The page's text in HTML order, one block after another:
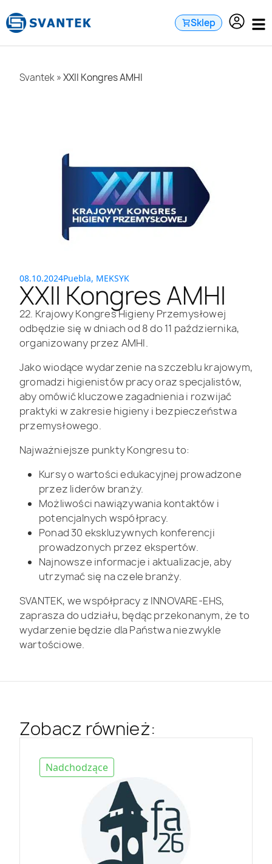
treści
Sklep
Svantek»XXII Kongres AMHI
08.10.2024Puebla, MEKSYK
XXII Kongres AMHI
22. Krajowy Kongres Higieny Przemysłowej
odbędzie się w dniach od 8 do 11 października,
organizowany przez AMHI.
Jako wiodące wydarzenie na szczeblu krajowym,
gromadzi higienistów pracy oraz specjalistów,
aby omówić kluczowe zagadnienia i rozwijać
praktyki w zakresie higieny i bezpieczeństwa
przemysłowego.
Najważniejsze punkty Kongresu to:
Kursy o wartości edukacyjnej prowadzone
przez liderów branży.
Możliwości nawiązywania kontaktów i
potencjalnych współpracy.
Ponad 30 ekskluzywnych konferencji
prowadzonych przez ekspertów.
Najnowsze informacje i aktualizacje, aby
utrzymać się na czele branży.
SVANTEK, we współpracy z INNOVARE-EHS,
zaprasza do udziału, będąc przekonanym, że to
wydarzenie będzie dla Państwa niezwykle
wartościowe.
Zobacz również:
Nadchodzące